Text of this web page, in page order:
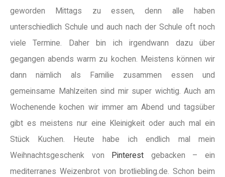
geworden Mittags zu essen, denn alle haben
unterschiedlich Schule und auch nach der Schule oft noch
viele Termine. Daher bin ich irgendwann dazu über
gegangen abends warm zu kochen. Meistens können wir
dann nämlich als Familie zusammen essen und
gemeinsame Mahlzeiten sind mir super wichtig. Auch am
Wochenende kochen wir immer am Abend und tagsüber
gibt es meistens nur eine Kleinigkeit oder auch mal ein
Stück Kuchen. Heute habe ich endlich mal mein
Weihnachtsgeschenk von Pinterest gebacken – ein
mediterranes Weizenbrot von brotliebling.de. Schon beim